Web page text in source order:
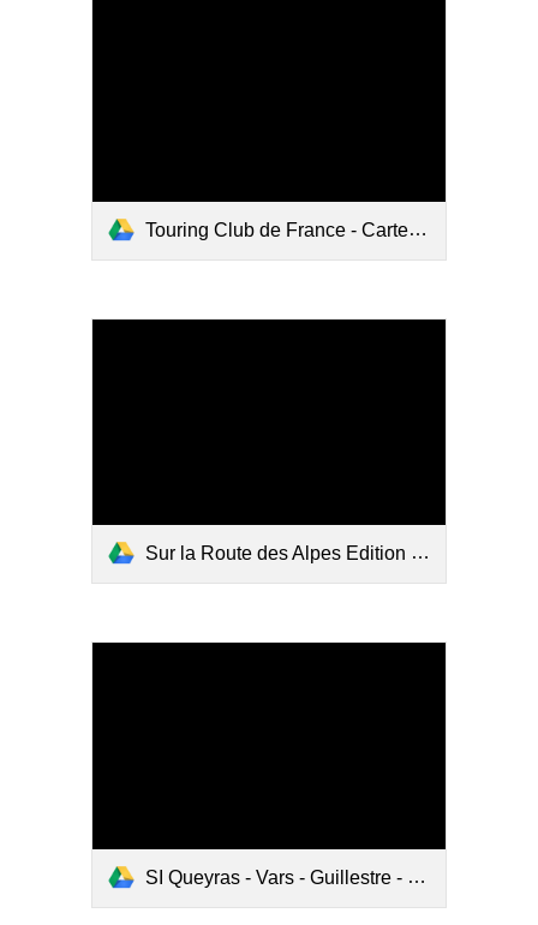
Touring Club de France - Carte Touristique du Queyras.pdf
Sur la Route des Alpes Edition de l'année 1928 - La Vallée et les Gorges du Queyras.pdf
SI Queyras - Vars - Guillestre - Promenades auto-pedestres à travers le Haut-Queyras.pdf